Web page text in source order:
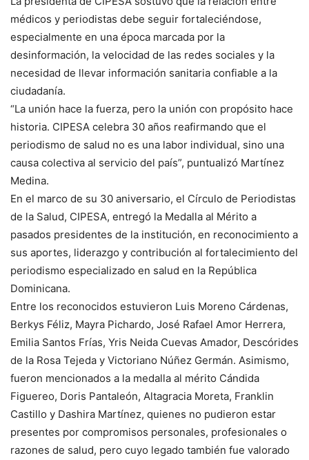
médicos y periodistas debe seguir fortaleciéndose,
especialmente en una época marcada por la
desinformación, la velocidad de las redes sociales y la
necesidad de llevar información sanitaria confiable a la
ciudadanía.
“La unión hace la fuerza, pero la unión con propósito hace
historia. CIPESA celebra 30 años reafirmando que el
periodismo de salud no es una labor individual, sino una
causa colectiva al servicio del país”, puntualizó Martínez
Medina.
En el marco de su 30 aniversario, el Círculo de Periodistas
de la Salud, CIPESA, entregó la Medalla al Mérito a
pasados presidentes de la institución, en reconocimiento a
sus aportes, liderazgo y contribución al fortalecimiento del
periodismo especializado en salud en la República
Dominicana.
Entre los reconocidos estuvieron Luis Moreno Cárdenas,
Berkys Féliz, Mayra Pichardo, José Rafael Amor Herrera,
Emilia Santos Frías, Yris Neida Cuevas Amador, Descórides
de la Rosa Tejeda y Victoriano Núñez Germán. Asimismo,
fueron mencionados a la medalla al mérito Cándida
Figuereo, Doris Pantaleón, Altagracia Moreta, Franklin
Castillo y Dashira Martínez, quienes no pudieron estar
presentes por compromisos personales, profesionales o
razones de salud, pero cuyo legado también fue valorado